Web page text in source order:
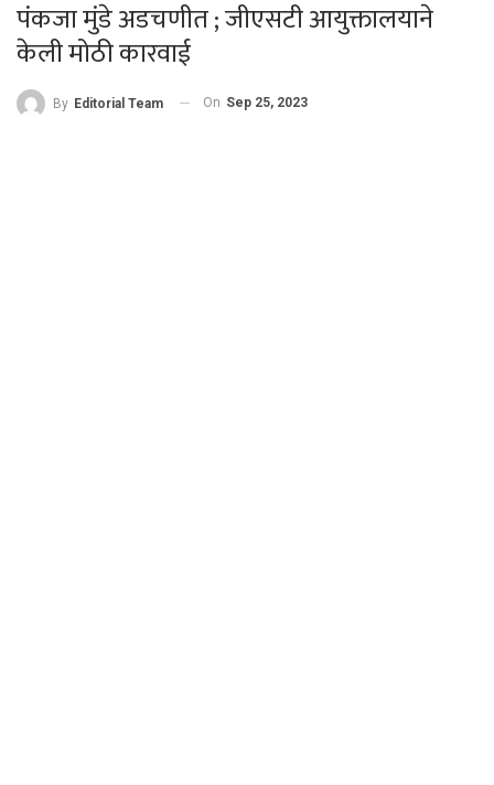
पंकजा मुंडे अडचणीत ; जीएसटी आयुक्तालयाने
केली मोठी कारवाई
By Editorial Team On Sep 25, 2023